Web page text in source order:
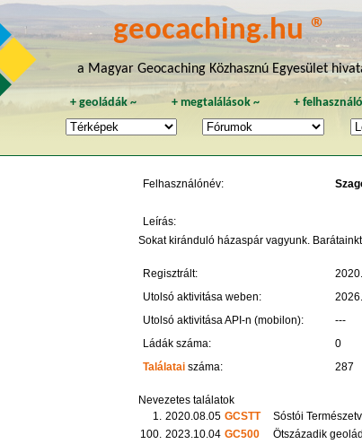
geocaching.hu ®
a Magyar Geocaching Közhasznú Egyesület
+geoládák ~ + megtalálások~ +
Felhasználónév:
Leírás:
Sokat kiránduló házaspár vagyunk.
Regisztrált:
Utolsó aktivitása weben:
Utolsó aktivitása API-n (mobilon):
---
Ládák száma:
0
Találatai száma: 287
Nevezetes találatok
1. 2020.08.05 GCSTT
Sóstói
100. 2023.10.04 GC500
Ötszázadik